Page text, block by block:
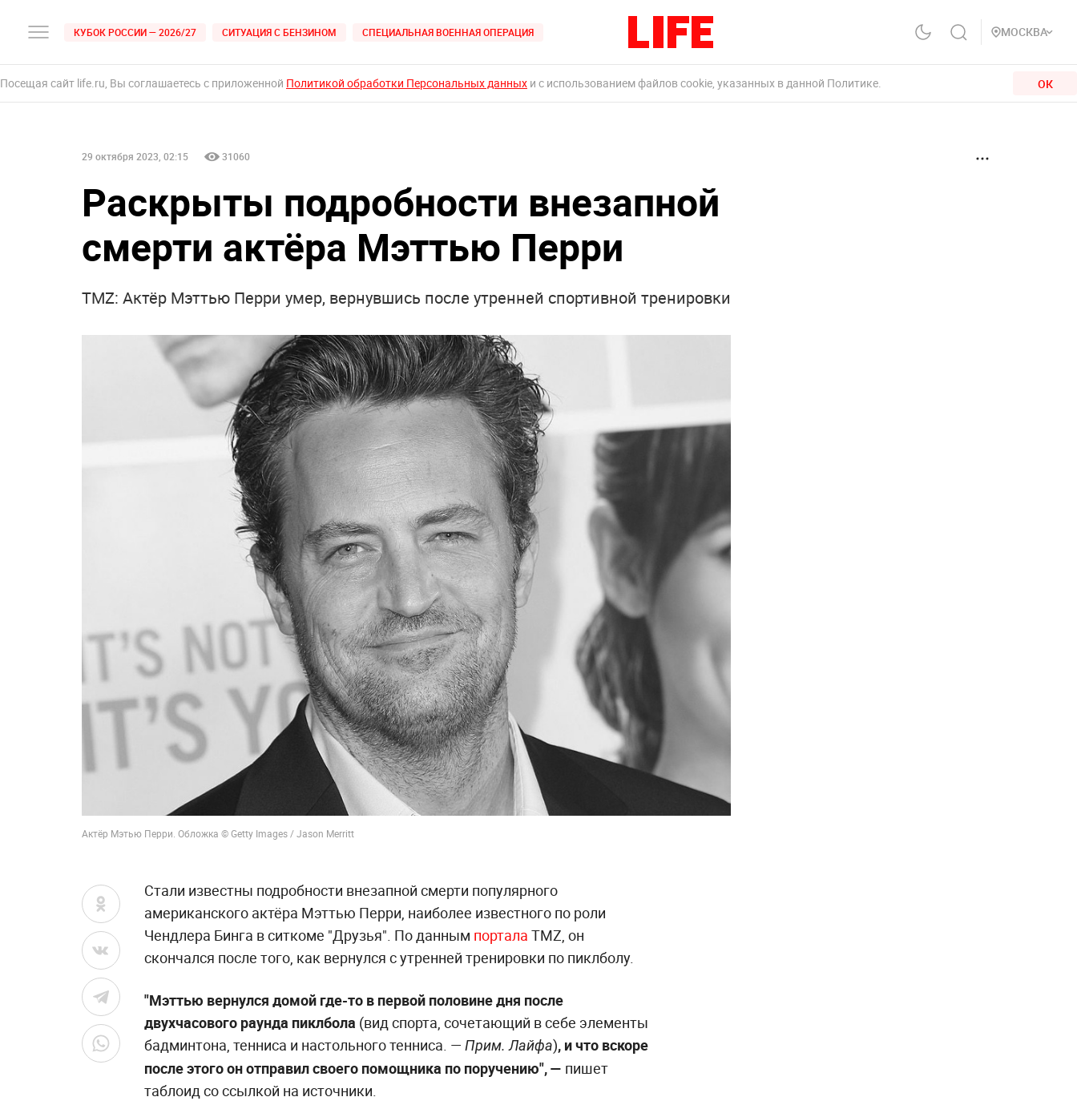
КУБОК РОССИИ — 2026/27 СИТУАЦИЯ С БЕНЗИНОМ СПЕЦИАЛЬНАЯ ВОЕННАЯ ОПЕРАЦИЯ МОСКВА
Посещая сайт life.ru, Вы соглашаетесь с приложенной Политикой обработки Персональных данных и с использованием файлов cookie, указанных в данной Политике. ОК
29 октября 2023, 02:15 31060
Раскрыты подробности внезапной
смерти актёра Мэттью Перри
TMZ: Актёр Мэттью Перри умер, вернувшись после утренней спортивной тренировки
Актёр Мэтью Перри. Обложка © Getty Images / Jason Merritt
Стали известны подробности внезапной смерти популярного
американского актёра Мэттью Перри, наиболее известного по роли
Чендлера Бинга в ситкоме "Друзья". По данным портала TMZ, он
скончался после того, как вернулся с утренней тренировки по пиклболу.
"Мэттью вернулся домой где-то в первой половине дня после
двухчасового раунда пиклбола (вид спорта, сочетающий в себе элементы
бадминтона, тенниса и настольного тенниса. — Прим. Лайфа), и что вскоре
после этого он отправил своего помощника по поручению", — пишет
таблоид со ссылкой на источники.